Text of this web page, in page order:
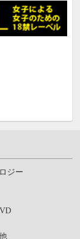
ジー